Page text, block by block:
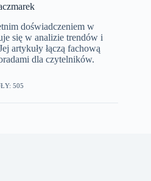
doświadczeniem w
się w analizie trendów i
artykuły łączą fachową
dla czytelników.
505